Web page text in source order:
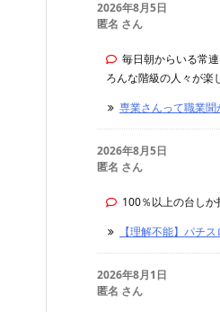
2026年8月5日
匿名 さん
毎日朝からいる常
ろんな階級の人々が楽
専業さんって職業
2026年8月5日
匿名 さん
100％以上の台し
【理解不能】パチ
2026年8月1日
匿名 さん